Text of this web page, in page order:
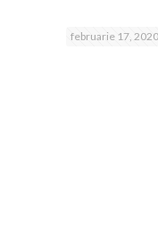
februarie 17, 2020